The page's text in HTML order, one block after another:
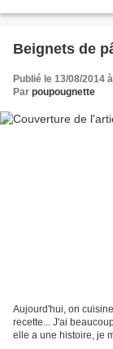
Beignets de
Publié le 13/08/2014
Par poupougnette
Aujourd'hui, on
recette... J'ai
elle a une histoire, je